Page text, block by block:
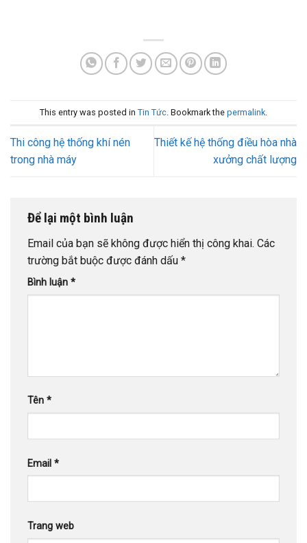
This entry was posted in Tin Tức . Bookmark the permalink
Thi công hệ thống khí nén
trong nhà máy
Thiết kế hệ thống điều hòa nhà
xưởng chất lượng
Để lại một bình luận
Email của bạn sẽ không được hiển thị công khai. Các
trường bắt buộc được đánh dấu *
Bình luận *
Tên *
Email *
Trang web